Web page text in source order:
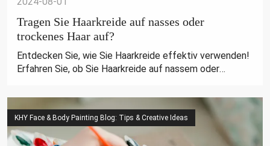
Tragen Sie Haarkreide auf nasses oder
trockenes Haar auf?
Entdecken Sie, wie Sie Haarkreide effektiv verwenden!
Erfahren Sie, ob Sie Haarkreide auf nassem oder
Tipps für leuchtende, temporäre Farben. Alles, was Sie
wissen müssen!
KHY Face & Body Painting Blog: Tips & Creative Ideas